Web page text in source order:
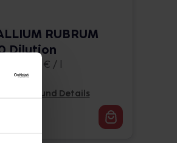
RUBRUM
Dilution
1.662,00 € / l
und Details